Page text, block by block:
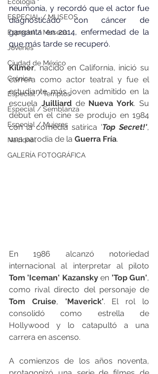
ESPECIAL / MUSEOS
Especial / Museos
Jóvenes
Ciudad de México
Crónica
Especial / Templos
Especial / Semblanza
Especial / Mujeres
Nacional
GALERÍA FOTOGRÁFICA
neumonía, y recordó que el actor fue
diagnosticado con cáncer de
garganta en 2014, enfermedad de la
que más tarde se recuperó.
Kilmer, nacido en California, inició su
carrera como actor teatral y fue el
estudiante más joven admitido en la
escuela Juilliard de Nueva York. Su
debut en el cine se produjo en 1984
con la comedia satírica 'Top Secret!',
una parodia de la Guerra Fría.
En 1986 alcanzó notoriedad
Tom 'Iceman' Kazansky en 'Top Gun',
Tom Cruise, 'Maverick'. El rol lo
consolidó como estrella de
Hollywood y lo catapultó a una
carrera en ascenso.
A comienzos de los años noventa,